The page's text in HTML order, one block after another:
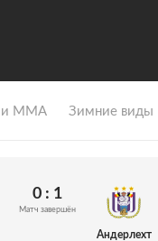
и ММА Зимние виды
0 : 1
Матч завершён
Андерлехт